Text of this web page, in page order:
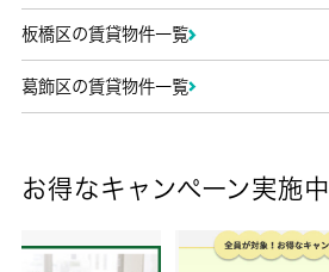
板橋区の賃貸物件一覧
葛飾区の賃貸物件一覧
お得なキャンペーン実施中